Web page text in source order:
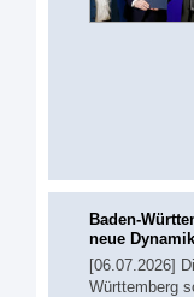
Baden-
neue Dynamik
[06.07.2026]
Württemberg